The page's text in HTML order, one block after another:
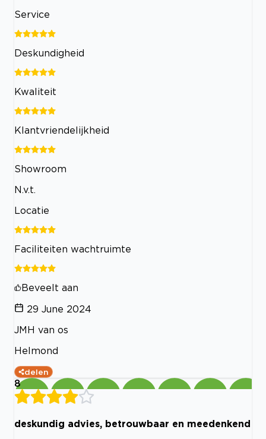
Service
Deskundigheid
Kwaliteit
Klantvriendelijkheid
Showroom
N.v.t.
Locatie
Faciliteiten wachtruimte
Beveelt aan
29 June 2024
JMH van os
Helmond
delen
8
deskundig advies, betrouwbaar en meedenkend